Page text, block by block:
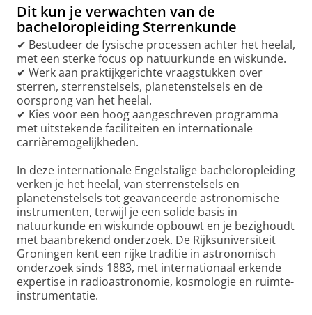
Dit kun je verwachten van de
bacheloropleiding Sterrenkunde
✔ Bestudeer de fysische processen achter het heelal,
met een sterke focus op natuurkunde en wiskunde.
✔ Werk aan praktijkgerichte vraagstukken over
sterren, sterrenstelsels, planetenstelsels en de
oorsprong van het heelal.
✔ Kies voor een hoog aangeschreven programma
met uitstekende faciliteiten en internationale
carrièremogelijkheden.
In deze internationale Engelstalige bacheloropleiding
verken je het heelal, van sterrenstelsels en
planetenstelsels tot geavanceerde astronomische
instrumenten, terwijl je een solide basis in
natuurkunde en wiskunde opbouwt en je bezighoudt
met baanbrekend onderzoek. De Rijksuniversiteit
Groningen kent een rijke traditie in astronomisch
onderzoek sinds 1883, met internationaal erkende
expertise in radioastronomie, kosmologie en ruimte-
instrumentatie.